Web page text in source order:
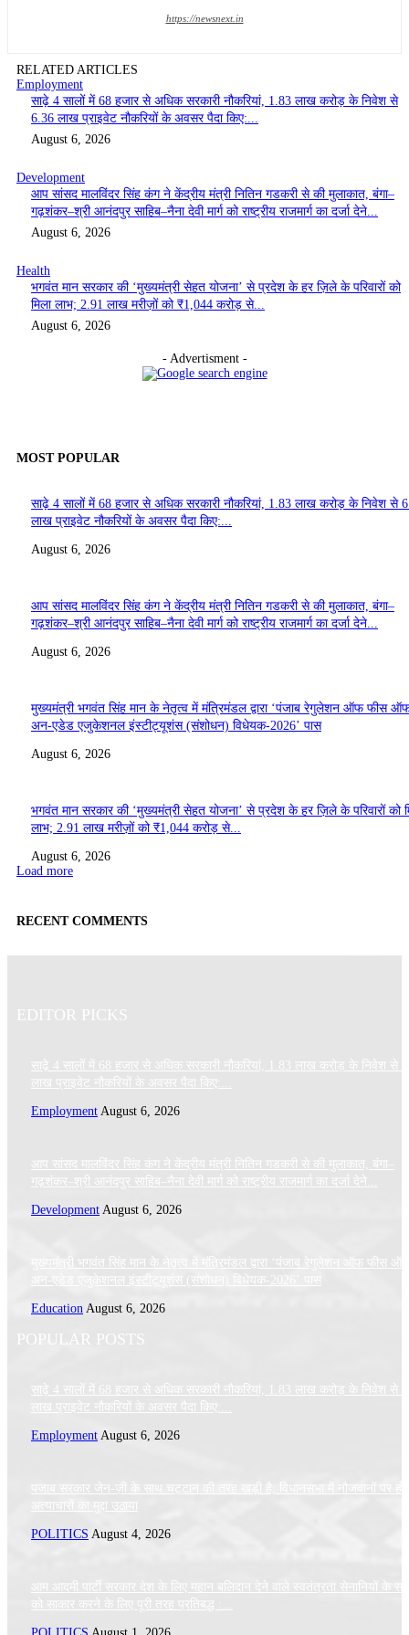
https://newsnext.in
RELATED ARTICLES
Employment
साढ़े 4 सालों में 68 हजार से अधिक सरकारी नौकरियां, 1.83 लाख करोड़ के निवेश से
6.36 लाख प्राइवेट नौकरियों के अवसर पैदा किए:...
August 6, 2026
Development
आप सांसद मालविंदर सिंह कंग ने केंद्रीय मंत्री नितिन गडकरी से की मुलाकात, बंगा–
गढ़शंकर–श्री आनंदपुर साहिब–नैना देवी मार्ग को राष्ट्रीय राजमार्ग का दर्जा देने...
August 6, 2026
Health
भगवंत मान सरकार की ‘मुख्यमंत्री सेहत योजना’ से प्रदेश के हर ज़िले के परिवारों को
मिला लाभ; 2.91 लाख मरीज़ों को ₹1,044 करोड़ से...
August 6, 2026
- Advertisment -
MOST POPULAR
साढ़े 4 सालों में 68 हजार से अधिक सरकारी नौकरियां, 1.83 लाख करोड़ के निवेश से
लाख प्राइवेट नौकरियों के अवसर पैदा किए:...
August 6, 2026
आप सांसद मालविंदर सिंह कंग ने केंद्रीय मंत्री नितिन गडकरी से की मुलाकात, बंगा–
गढ़शंकर–श्री आनंदपुर साहिब–नैना देवी मार्ग को राष्ट्रीय राजमार्ग का दर्जा देने...
August 6, 2026
मुख्यमंत्री भगवंत सिंह मान के नेतृत्व में मंत्रिमंडल द्वारा ‘पंजाब रेगुलेशन ऑफ फीस
अन-एडेड एजुकेशनल इंस्टीट्यूशंस (संशोधन) विधेयक-2026’ पास
August 6, 2026
भगवंत मान सरकार की ‘मुख्यमंत्री सेहत योजना’ से प्रदेश के हर ज़िले के परिवारों को
लाभ; 2.91 लाख मरीज़ों को ₹1,044 करोड़ से...
August 6, 2026
Load more
RECENT COMMENTS
EDITOR PICKS
साढ़े 4 सालों में 68 हजार से अधिक सरकारी नौकरियां, 1.83 लाख करोड़ के निवेश से
लाख प्राइवेट नौकरियों के अवसर पैदा किए:...
Employment August 6, 2026
आप सांसद मालविंदर सिंह कंग ने केंद्रीय मंत्री नितिन गडकरी से की मुलाकात, बंगा–
गढ़शंकर–श्री आनंदपुर साहिब–नैना देवी मार्ग को राष्ट्रीय राजमार्ग का दर्जा देने...
Development August 6, 2026
मुख्यमंत्री भगवंत सिंह मान के नेतृत्व में मंत्रिमंडल द्वारा ‘पंजाब रेगुलेशन ऑफ फीस
अन-एडेड एजुकेशनल इंस्टीट्यूशंस (संशोधन) विधेयक-2026’ पास
Education August 6, 2026
POPULAR POSTS
साढ़े 4 सालों में 68 हजार से अधिक सरकारी नौकरियां, 1.83 लाख करोड़ के निवेश से
लाख प्राइवेट नौकरियों के अवसर पैदा किए:...
Employment August 6, 2026
पजाब सरकार जेन-ज़ी के साथ चट्टान की तरह खड़ी है; विधानसभा में नौजवानों पर हो
अत्याचारों का मुद्दा उठाया
POLITICS August 4, 2026
आम आदमी पार्टी सरकार देश के लिए महान बलिदान देने वाले स्वतंत्रता सेनानियों के
को साकार करने के लिए पूरी तरह प्रतिबद्ध :...
POLITICS August 1, 2026